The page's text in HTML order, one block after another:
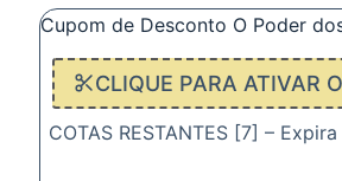
Cupom de Desconto O Poder
CLIQUE PARA ATIVAR
COTAS RESTANTES [7] –